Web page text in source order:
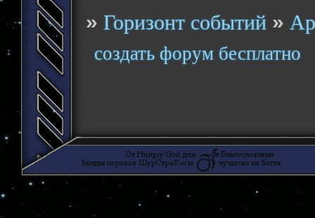
»Горизонт событий »
создать форум бесплатно